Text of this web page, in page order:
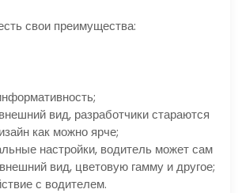
свои преимущества:
вид, разработчики стараются
как можно ярче;
настройки, водитель может сам
вид, цветовую гамму и другое;
с водителем.